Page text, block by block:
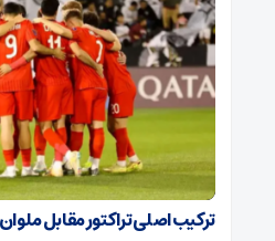
ترکیب اصلی تراکتور مقابل